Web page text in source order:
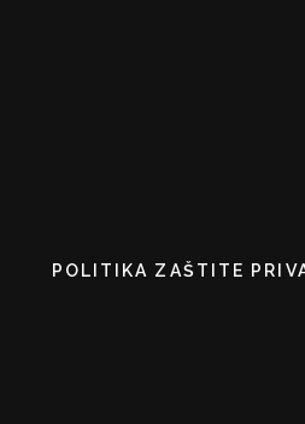
POLITIKA ZAŠTITE